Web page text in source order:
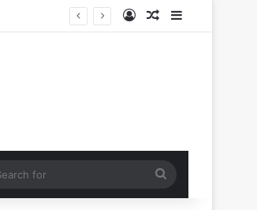
Log InRandom Article
Sidebar
for